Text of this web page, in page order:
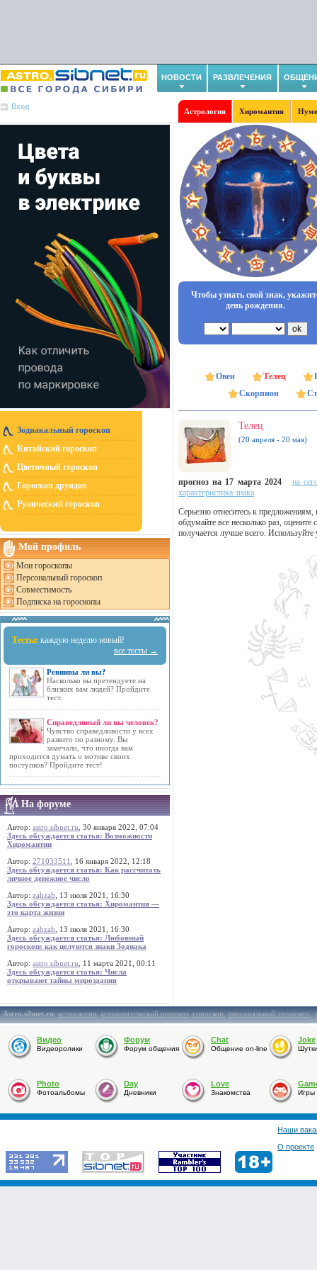
НОВОСТИ РАЗВЛЕЧЕНИЯ
Вход
Астрология Хиромантия
Зодиакальный гороскоп
Китайский гороскоп
Цветочный гороскоп
Гороскоп друидов
Рунический гороскоп
Мой профиль
Мои гороскопы
Персональный гороскоп
Совместимость
Подписка на гороскопы
Тесты: каждую неделю новый!
все тесты →
Ревнивы ли вы?
Насколько вы претендуете на
близких вам людей? Пройдите
тест.
Справедливый ли вы человек?
Чувство справедливости у всех
развито по разному. Вы
замечали, что иногда вам
приходится думать о мотиве своих
поступков? Пройдите тест!
На форуме
Автор: astro.sibnet.ru , 30 января 2022, 07:04
Здесь обсуждается статья: Возможности
Хиромантии
Автор: 271033511
, 16 января 2022, 12:18
Здесь обсуждается статья: Как рассчитать
личное денежное число
Автор: zabzab , 13 июля 2021, 16:30
Здесь обсуждается статья: Хиромантия —
это карта жизни
Автор: zabzab , 13 июля 2021, 16:30
Здесь обсуждается статья: Любовный
гороскоп: как целуются знаки Зодиака
Автор: astro.sibnet.ru , 11 марта 2021, 00:11
Здесь обсуждается статья: Числа
открывают тайны мироздания
Чтобы узнать свой знак,
день рождения.
Овен Телец
Скорпион
Телец
(20 апреля - 20 мая)
прогноз на 17 марта 2024
на
характеристика знака
Серьезно отнеситесь к
обдумайте все несколько раз,
получается лучше всего.
Astro.sibnet.ru:астрология,астрологический прогноз,гороскоп,персональный гороскоп,
Видео
Видеоролики
Форум
Форум общения
Chat
Общение on-line
Joke
Photo
Фотоальбомы
Day
Дневники
Love
Знакомства Игры
Наши
О проекте